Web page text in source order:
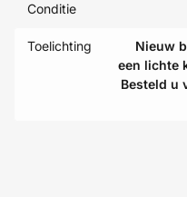
Conditie
Toelichting
Nieuw
een lichte
Besteld u